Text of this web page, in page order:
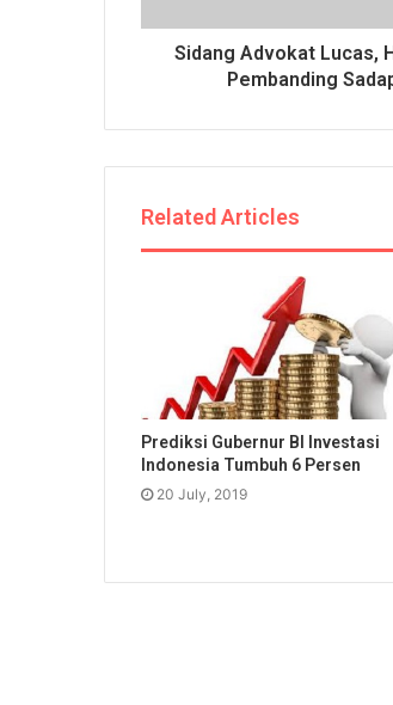
Sidang Advokat Lucas,
Pembanding
Related Articles
Prediksi Gubernur BI Investasi
Indonesia Tumbuh 6 Persen
20 July, 2019